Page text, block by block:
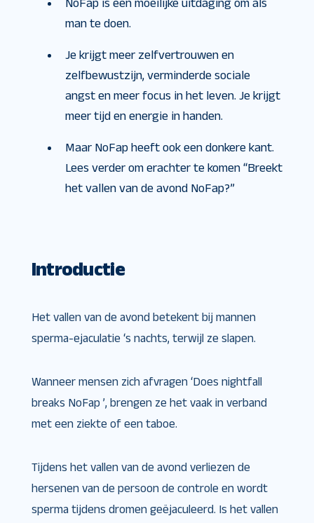
NoFap is een moeilijke uitdaging om als
man te doen.
Je krijgt meer zelfvertrouwen en
zelfbewustzijn, verminderde sociale
angst en meer focus in het leven. Je krijgt
meer tijd en energie in handen.
Maar NoFap heeft ook een donkere kant.
Lees verder om erachter te komen “Breekt
het vallen van de avond NoFap?”
Introductie
Het vallen van de avond betekent bij mannen
sperma-ejaculatie ‘s nachts, terwijl ze slapen.
Wanneer mensen zich afvragen ‘Does nightfall
breaks NoFap ’, brengen ze het vaak in verband
met een ziekte of een taboe.
Tijdens het vallen van de avond verliezen de
hersenen van de persoon de controle en wordt
sperma tijdens dromen geëjaculeerd. Is het vallen